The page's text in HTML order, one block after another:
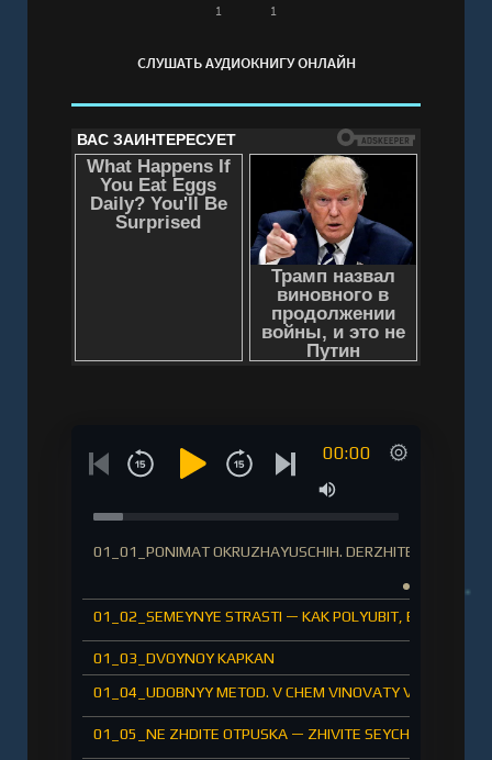
СЛУШАТЬ АУДИОКНИГУ ОНЛАЙН
1 1
00:00
01_01_PONIMAT OKRUZHAYUSCHIH. DERZHITES OT INYH
01_02_SEMEYNYE STRASTI — KAK POLYUBIT, ESLI
01_03_DVOYNOY KAPKAN
01_04_UDOBNYY METOD. V CHEM VINOVATY VASHI
01_05_NE ZHDITE OTPUSKA — ZHIVITE SEYCHAS!